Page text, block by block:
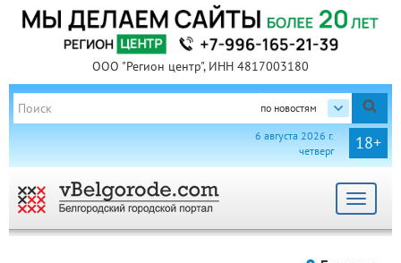
ООО "Регион центр", ИНН 4817003180
по новостям
18+
6 августа 2026 г.
четверг
Toggle